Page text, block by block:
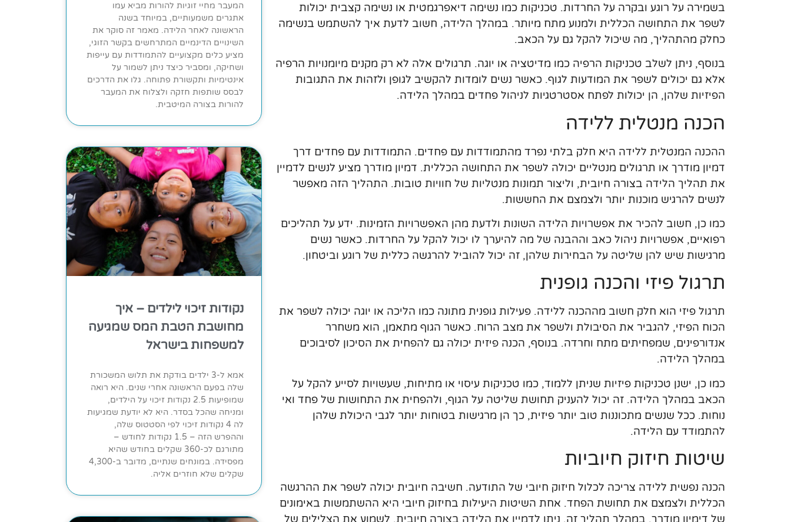
בשמירה על רוגע ובקרה על החרדות. טכניקות כמו נשימה דיאפרגמטית או נשימה קצבית יכולות
לשפר את התחושה הכללית ולמנוע מתח מיותר. במהלך הלידה, חשוב לדעת איך להשתמש בנשימה
כחלק מהתהליך, מה שיכול להקל גם על הכאב.
בנוסף, ניתן לשלב טכניקות הרפיה כמו מדיטציה או יוגה. תרגולים אלה לא רק מקנים מיומנויות הרפיה
אלא גם יכולים לשפר את המודעות לגוף. כאשר נשים לומדות להקשיב לגופן ולזהות את התגובות
הפיזיות שלהן, הן יכולות לפתח אסטרטגיות לניהול פחדים במהלך הלידה.
הכנה מנטלית ללידה
ההכנה המנטלית ללידה היא חלק בלתי נפרד מהתמודדות עם פחדים. התמודדות עם פחדים דרך
דמיון מודרך או תרגולים מנטליים יכולה לשפר את התחושה הכללית. דמיון מודרך מציע לנשים לדמיין
את תהליך הלידה בצורה חיובית, וליצור תמונות מנטליות של חוויות טובות. התהליך הזה מאפשר
לנשים להרגיש מוכנות יותר ולצמצם את החששות.
כמו כן, חשוב להכיר את אפשרויות הלידה השונות ולדעת מהן האפשרויות הזמינות. ידע על תהליכים
רפואיים, אפשרויות ניהול כאב וההבנה של מה להיערך לו יכול להקל על החרדות. כאשר נשים
מרגישות שיש להן שליטה על הבחירות שלהן, זה יכול להוביל להרגשה כללית של רוגע וביטחון.
תרגול פיזי והכנה גופנית
תרגול פיזי הוא חלק חשוב מההכנה ללידה. פעילות גופנית מתונה כמו הליכה או יוגה יכולה לשפר את
הכוח הפיזי, להגביר את הסיבולת ולשפר את מצב הרוח. כאשר הגוף מתאמן, הוא משחרר
אנדורפינים, שמפחיתים מתח וחרדה. בנוסף, הכנה פיזית יכולה גם להפחית את הסיכון לסיבוכים
במהלך הלידה.
כמו כן, ישנן טכניקות פיזיות שניתן ללמוד, כמו טכניקות עיסוי או מתיחות, שעשויות לסייע להקל על
הכאב במהלך הלידה. זה יכול להעניק תחושת שליטה על הגוף, ולהפחית את התחושות של פחד ואי
נוחות. ככל שנשים מתכוננות טוב יותר פיזית, כך הן מרגישות בטוחות יותר לגבי היכולת שלהן
להתמודד עם הלידה.
שיטות חיזוק חיוביות
הכנה נפשית ללידה צריכה לכלול חיזוק חיובי של התודעה. חשיבה חיובית יכולה לשפר את ההרגשה
הכללית ולצמצם את תחושת הפחד. אחת השיטות היעילות בחיזוק חיובי היא ההשתמשות באימונים
של דימיון מודרך. במהלך תהליך זה, ניתן לדמיין את הלידה בצורה חיובית, לשמוע את הצלילים של
המעבר מחיי זוגיות להורות מביא עמו
אתגרים משמעותיים, במיוחד בשנה
הראשונה לאחר הלידה. מאמר זה סוקר את
השינויים הדינמיים המתרחשים בקשר הזוגי,
מציע כלים מקצועיים להתמודדות עם עייפות
ושחיקה, ומסביר כיצד ניתן לשמור על
אינטימיות ותקשורת פתוחה. גלו את הדרכים
לבסס שותפות חזקה ולצלוח את המעבר
להורות בצורה המיטבית.
נקודות זיכוי לילדים – איך
מחושבת הטבת המס שמגיעה
למשפחות בישראל
אמא ל-3 ילדים בודקת את תלוש המשכורת
שלה בפעם הראשונה אחרי שנים. היא רואה
שמופיעות 2.5 נקודות זיכוי על הילדים,
ומניחה שהכל בסדר. היא לא יודעת שמגיעות
לה 4 נקודות זיכוי לפי הסטטוס שלה,
וההפרש הזה – 1.5 נקודות לחודש –
מתורגם לכ-360 שקלים בחודש שהיא
מפסידה. במונחים שנתיים, מדובר ב-4,300
שקלים שלא חוזרים אליה.